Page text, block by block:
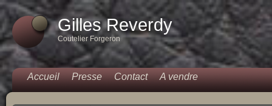
Gilles Reverdy
Coutelier Forgeron
Accueil Presse Contact A vendre